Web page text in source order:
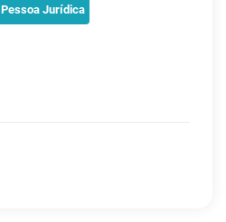
Pessoa Jurídica